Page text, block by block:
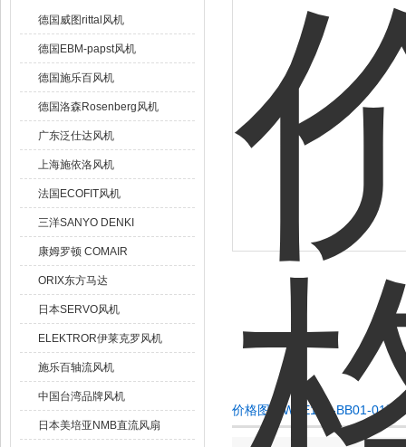
德国威图rittal风机
德国EBM-papst风机
德国施乐百风机
德国洛森Rosenberg风机
广东泛仕达风机
上海施依洛风机
法国ECOFIT风机
三洋SANYO DENKI
康姆罗顿 COMAIR
ORIX东方马达
日本SERVO风机
ELEKTROR伊莱克罗风机
施乐百轴流风机
中国台湾品牌风机
日本美培亚NMB直流风扇
价格图片W2E142-BB01-01耐